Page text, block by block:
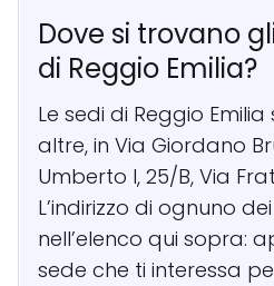
Dove si trovano
di Reggio Emilia?
Le sedi di Reggio
altre, in Via Giordano
Umberto I, 25/B, Via
L’indirizzo di ognuno
nell’elenco qui sopra:
sede che ti interessa